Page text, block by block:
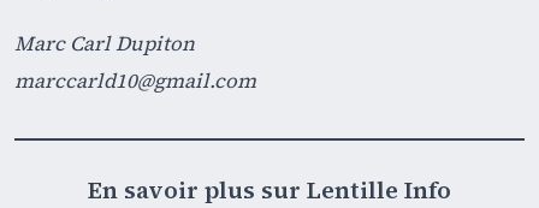
Marc Carl Dupiton
marccarld10@gmail.com
En savoir plus sur Lentille Info